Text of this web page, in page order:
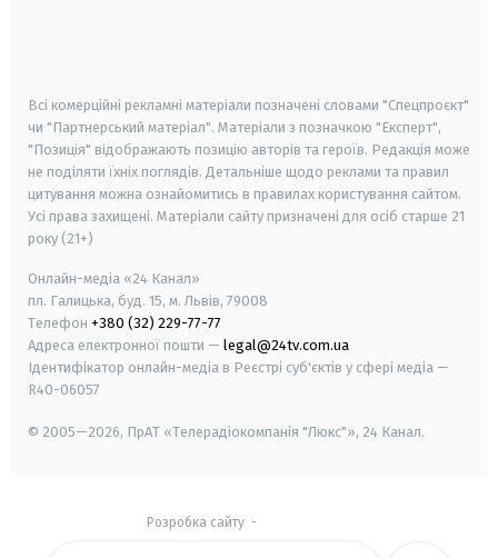
Всі комерційні рекламні матеріали позначені словами "Спецпроєкт"
чи "Партнерський матеріал". Матеріали з позначкою "Експерт",
"Позиція" відображають позицію авторів та героїв. Редакція може
не поділяти їхніх поглядів. Детальніше щодо реклами та правил
цитування можна ознайомитись в правилах користування сайтом.
Усі права захищені. Матеріали сайту призначені для осіб старше 21
року (21+)
Онлайн-медіа «24 Канал»
пл. Галицька, буд. 15, м. Львів, 79008
Телефон +380 (32) 229-77-77
Адреса електронної пошти — legal@24tv.com.ua
Ідентифікатор онлайн-медіа в Реєстрі суб'єктів у сфері медіа —
R40-06057
© 2005—2026, ПрАТ «Телерадіокомпанія "Люкс"», 24 Канал.
Розробка сайту-